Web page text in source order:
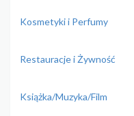
Kosmetyki i Perfumy
Restauracje i Żywność
Książka/Muzyka/Film